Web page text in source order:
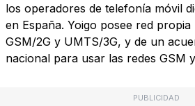
los operadores de telefonía móvil
en España. Yoigo posee red
GSM/2G y UMTS/3G, y de un
nacional para usar las redes GSM
PUBLICIDAD